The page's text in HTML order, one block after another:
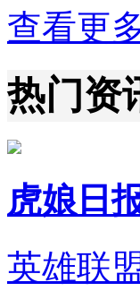
查看更
热门资
虎娘日
英雄联